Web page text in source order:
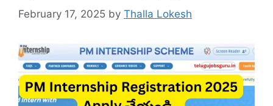
February 17, 2025 by Thalla Lokesh